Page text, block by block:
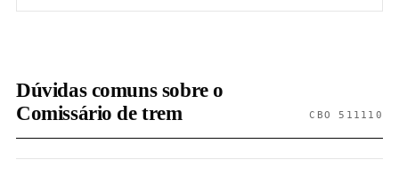
Dúvidas comuns sobre o
Comissário de trem
CBO 511110